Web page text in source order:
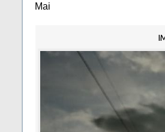
Mai